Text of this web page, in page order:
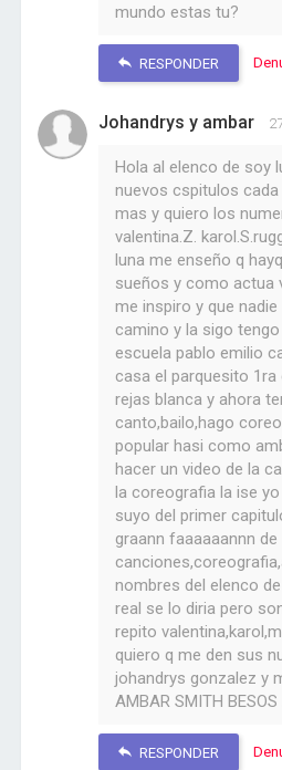
mundo estas tu?
RESPONDER
Johandrys y ambar
Hola al elenco de soy
nuevos cspitulos
mas y quiero los
valentina.Z.
luna me enseño q
sueños y como actua
me inspiro y que
camino y la sigo
escuela pablo emilio
casa el parquesito
rejas blanca y ahora
canto,bailo,hago
popular hasi como
hacer un video de la
la coreografia la ise
suyo del primer
graann faaaaaannn
nombres del elenco
real se lo diria pero
repito
quiero q me den sus
johandrys gonzalez y
AMBAR SMITH
RESPONDER